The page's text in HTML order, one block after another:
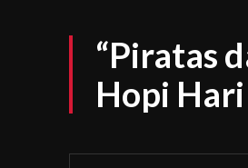
“Piratas
Hopi